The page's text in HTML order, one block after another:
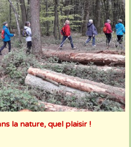
la nature, quel plaisir !